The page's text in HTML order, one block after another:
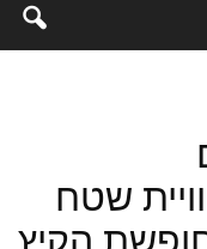
שטח